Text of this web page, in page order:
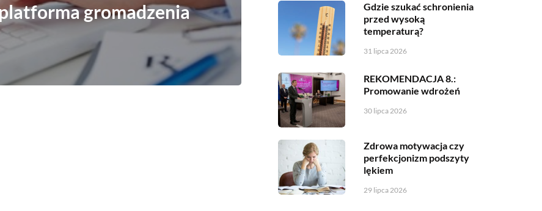
gromadzenia
Gdzie szukać schronienia
przed wysoką
temperaturą?
31 lipca 2026
REKOMENDACJA 8.:
Promowanie wdrożeń
30 lipca 2026
Zdrowa motywacja czy
perfekcjonizm podszyty
lękiem
29 lipca 2026